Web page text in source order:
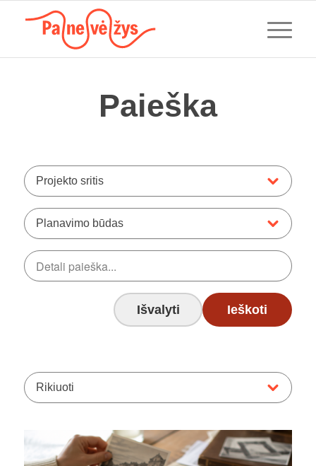
Paieška
Projekto sritis
Planavimo būdas
Išvalyti Ieškoti
Rikiuoti